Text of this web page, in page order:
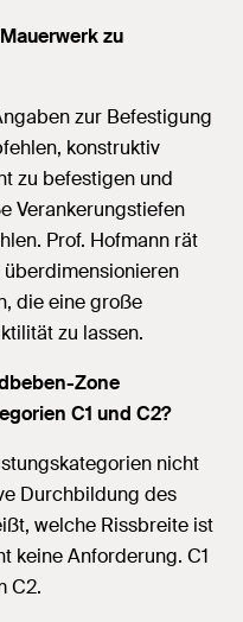
zu
zur Befestigung
konstruktiv
zu befestigen und
Verankerungstiefen
Prof. Hofmann rät
die eine große
zu lassen.
Zone
C1 und C2?
nicht
Durchbildung des
welche Rissbreite ist
keine Anforderung. C1
C2.